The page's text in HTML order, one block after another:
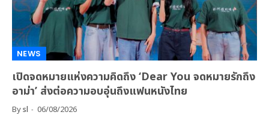
NEWS
เปิดจดหมายแห่งความคิดถึง ‘Dear You จดหมายรักถึง
อาม่า’ ส่งต่อความอบอุ่นถึงแฟนหนังไทย
Bysl 06/08/2026